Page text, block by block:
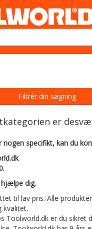
Filtrér din søgning
er
nogen specifikt, kan du
hjælpe dig.
til lav pris. Alle
kvalitet.
Toolworld.dk er du sikret